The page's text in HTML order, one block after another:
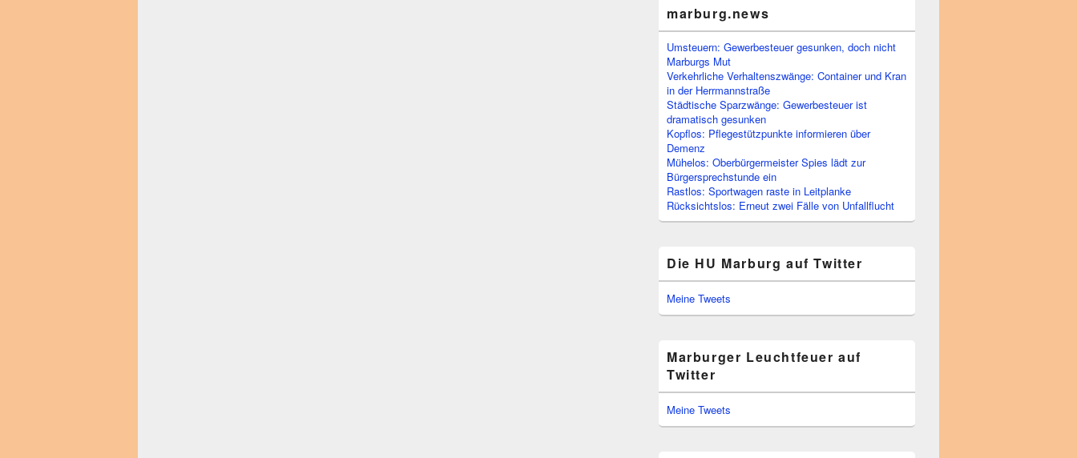
marburg.news
Umsteuern: Gewerbesteuer gesunken, doch nicht
Marburgs Mut
Verkehrliche Verhaltenszwänge: Container und Kran
in der Herrmannstraße
Städtische Sparzwänge: Gewerbesteuer ist
dramatisch gesunken
Kopflos: Pflegestützpunkte informieren über
Demenz
Mühelos: Oberbürgermeister Spies lädt zur
Bürgersprechstunde ein
Rastlos: Sportwagen raste in Leitplanke
Rücksichtslos: Erneut zwei Fälle von Unfallflucht
Die HU Marburg auf Twitter
Meine Tweets
Marburger Leuchtfeuer auf
Twitter
Meine Tweets